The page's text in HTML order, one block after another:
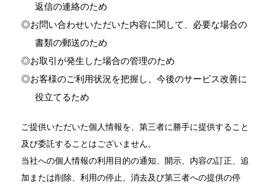
返信の連絡のため
お問い合わせいただいた内容に関して、必要な場合の
書類の郵送のため
お取引が発生した場合の管理のため
お客様のご利用状況を把握し、今後のサービス改善に
役立てるため
ご提供いただいた個人情報を、第三者に勝手に提供すること
及び委託することはございません。
当社への個人情報の利用目的の通知、開示、内容の訂正、追
加または削除、利用の停止、消去及び第三者への提供の停